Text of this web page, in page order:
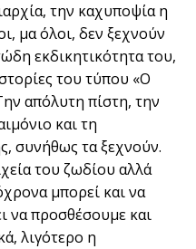
την καχυποψία η
μα όλοι, δεν ξεχνούν
εκδικητικότητα του,
του τύπου «Ο
απόλυτη πίστη, την
και τη
συνήθως τα ξεχνούν.
του ζωδίου αλλά
μπορεί και να
να προσθέσουμε και
λιγότερο η